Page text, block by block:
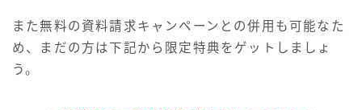
また無料の資料請求キャンペーンとの併用も可能なた
め、まだの方は下記から限定特典をゲットしましょ
う。